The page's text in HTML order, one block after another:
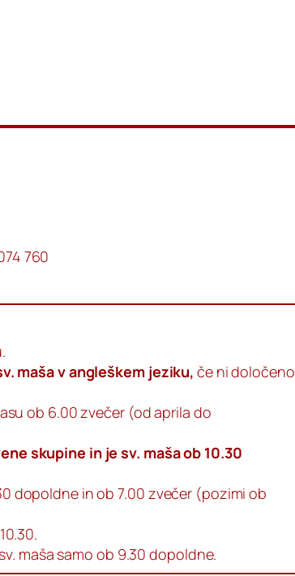
760
maša v angleškem jeziku, če ni določeno
ob 6.00 zvečer (od aprila do
skupine in je sv. maša ob 10.30
dopoldne in ob 7.00 zvečer (pozimi ob
maša samo ob 9.30 dopoldne.